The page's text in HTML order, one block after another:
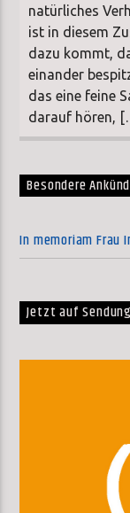
natürliches
ist in diesem
dazu kommt,
einander
das eine feine
darauf hören,
Besondere
In memoriam Frau
Jetzt auf Sendung